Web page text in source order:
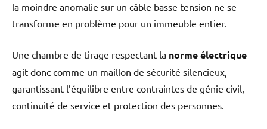
la moindre anomalie sur un câble basse tension ne se
transforme en problème pour un immeuble entier.
Une chambre de tirage respectant la norme électrique
agit donc comme un maillon de sécurité silencieux,
garantissant l’équilibre entre contraintes de génie civil,
continuité de service et protection des personnes.